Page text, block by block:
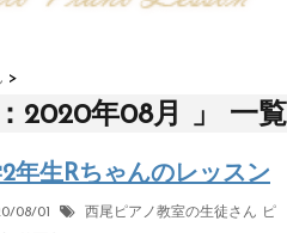
>
2020年08月 」 一覧
年生Rちゃんのレッスン
08/01 西尾ピアノ教室の生徒さん
ピ